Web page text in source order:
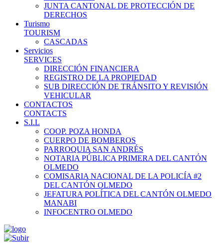
JUNTA CANTONAL DE PROTECCIÓN DE
DERECHOS
Turismo
TOURISM
CASCADAS
Servicios
SERVICES
DIRECCIÓN FINANCIERA
REGISTRO DE LA PROPIEDAD
SUB DIRECCIÓN DE TRÁNSITO Y REVISIÓN
VEHICULAR
CONTACTOS
CONTACTS
S.I.L
COOP. POZA HONDA
CUERPO DE BOMBEROS
PARROQUIA SAN ANDRÉS
NOTARIA PÚBLICA PRIMERA DEL CANTÓN
OLMEDO
COMISARIA NACIONAL DE LA POLICÍA #2
DEL CANTÓN OLMEDO
JEFATURA POLÍTICA DEL CANTÓN OLMEDO
MANABI
INFOCENTRO OLMEDO